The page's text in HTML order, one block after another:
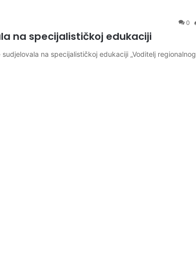
0
na specijalističkoj edukaciji
na specijalističkoj edukaciji „Voditelj regionalnog